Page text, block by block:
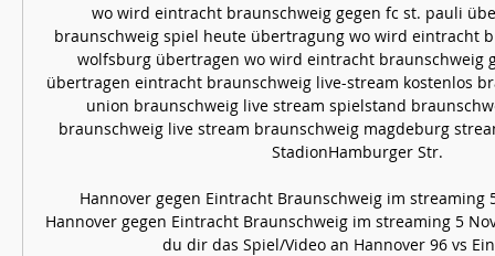
wo wird eintracht braunschweig gegen fc st. pauli
braunschweig spiel heute übertragung wo wird eintracht
wolfsburg übertragen wo wird eintracht braunschweig
übertragen eintracht braunschweig live-stream kostenlos
union braunschweig live stream spielstand
braunschweig live stream braunschweig magdeburg
StadionHamburger Str.
Hannover gegen Eintracht Braunschweig im streaming
Hannover gegen Eintracht Braunschweig im streaming 5
du dir das Spiel/Video an Hannover 96 vs